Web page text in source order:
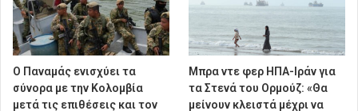
O Παναμάς ενισχύει τα
σύνορα με την Κολομβία
μετά τις επιθέσεις και τον
Μπρα ντε φερ ΗΠΑ-Ιράν για
τα Στενά του Ορμούζ: «Θα
μείνουν κλειστά μέχρι να